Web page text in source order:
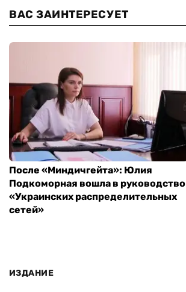
ВАС ЗАИНТЕРЕСУЕТ
После «Миндичгейта»: Юлия
Подкоморная вошла в руководство
«Украинских распределительных
сетей»
ИЗДАНИЕ